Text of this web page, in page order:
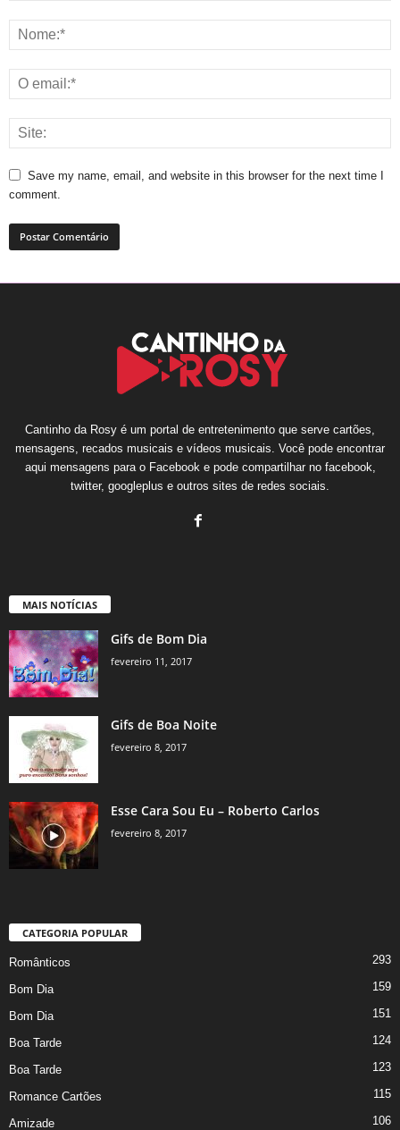
Save my name, email, and website in this browser for the next time I
comment.
Cantinho da Rosy é um portal de entretenimento que serve cartões,
mensagens, recados musicais e vídeos musicais. Você pode encontrar
aqui mensagens para o Facebook e pode compartilhar no facebook,
twitter, googleplus e outros sites de redes sociais.
MAIS NOTÍCIAS
Gifs de Bom Dia
fevereiro 11, 2017
Gifs de Boa Noite
fevereiro 8, 2017
Esse Cara Sou Eu – Roberto Carlos
fevereiro 8, 2017
CATEGORIA POPULAR
Românticos 293
Bom Dia 159
Bom Dia 151
Boa Tarde 124
Boa Tarde 123
Romance Cartões 115
Amizade 106